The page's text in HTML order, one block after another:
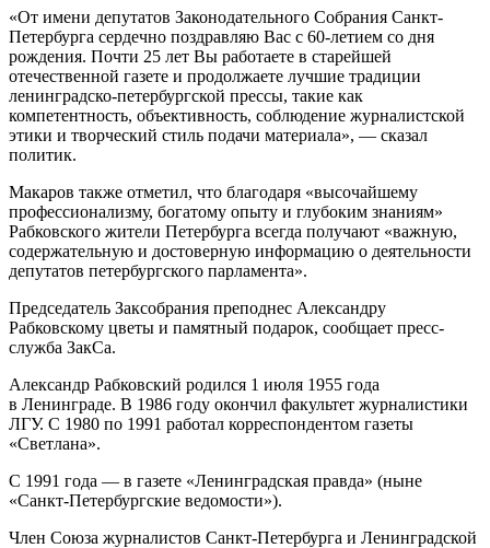
«От имени депутатов Законодательного Собрания Санкт-
Петербурга сердечно поздравляю Вас с 60-летием со дня
рождения. Почти 25 лет Вы работаете в старейшей
отечественной газете и продолжаете лучшие традиции
ленинградско-петербургской прессы, такие как
компетентность, объективность, соблюдение журналистской
этики и творческий стиль подачи материала», — сказал
политик.
Макаров также отметил, что благодаря «высочайшему
профессионализму, богатому опыту и глубоким знаниям»
Рабковского жители Петербурга всегда получают «важную,
содержательную и достоверную информацию о деятельности
депутатов петербургского парламента».
Председатель Заксобрания преподнес Александру
Рабковскому цветы и памятный подарок, сообщает пресс-
служба ЗакСа.
Александр Рабковский родился 1 июля 1955 года
в Ленинграде. В 1986 году окончил факультет журналистики
ЛГУ. С 1980 по 1991 работал корреспондентом газеты
«Светлана».
С 1991 года — в газете «Ленинградская правда» (ныне
«Санкт-Петербургские ведомости»).
Член Союза журналистов Санкт-Петербурга и Ленинградской